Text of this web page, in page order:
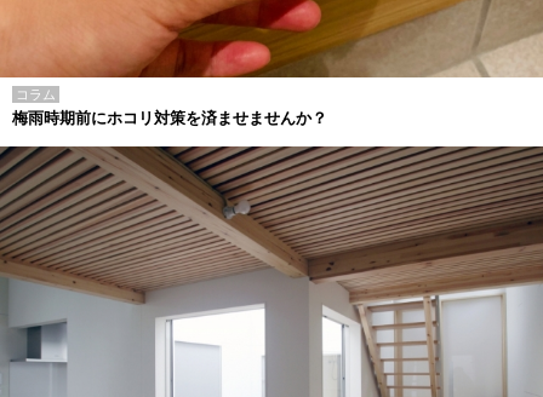
コラム
梅雨時期前にホコリ対策を済ませませんか？